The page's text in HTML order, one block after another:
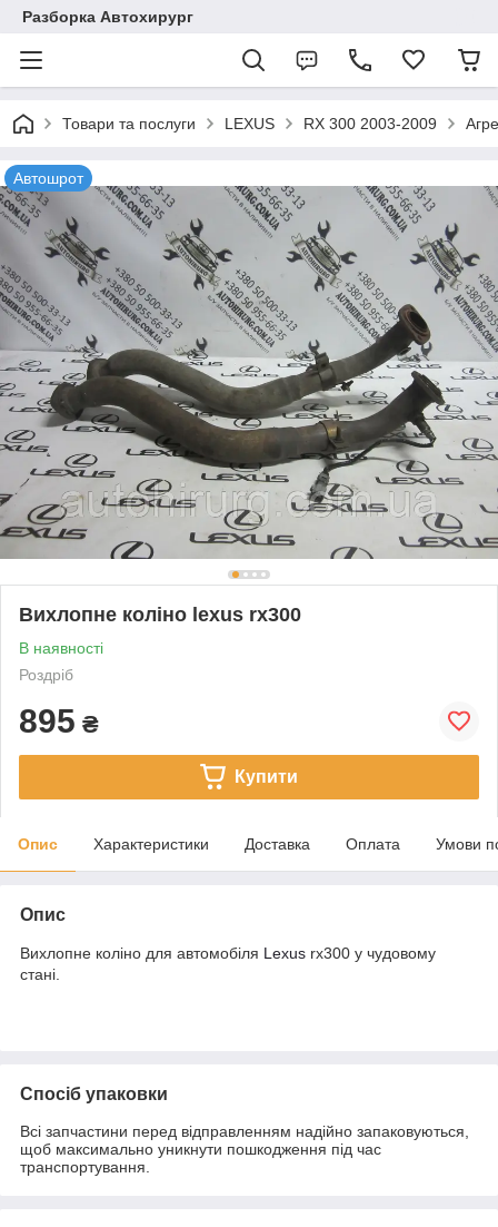
Разборка Автохирург
Товари та послуги LEXUS RX 300 2003-2009
Автошрот
Вихлопне коліно lexus rx300
В наявності
Роздріб
895 ₴
Купити
Опис Характеристики Доставка Оплата Умови
Опис
Вихлопне коліно для автомобіля Lexus rx300 у чудовому
стані.
Спосіб упаковки
Всі запчастини перед відправленням надійно запаковуються,
щоб максимально уникнути пошкодження під час
транспортування.